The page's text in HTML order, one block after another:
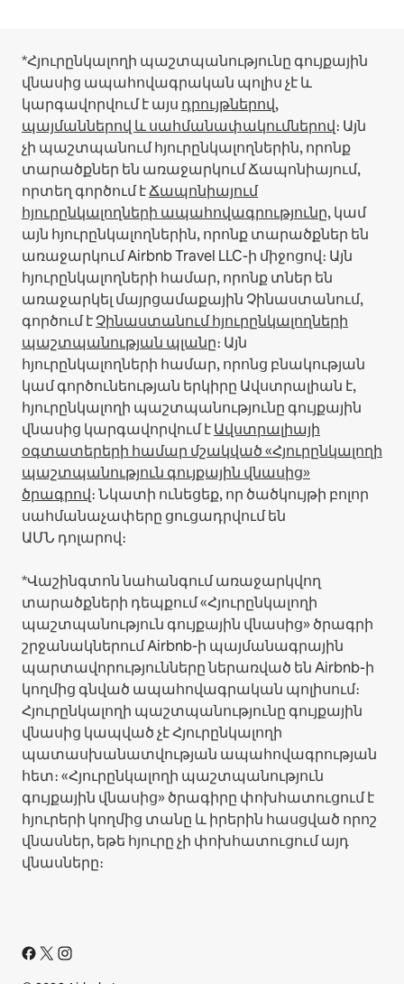
*Հյուրընկալողի պաշտպանությունը գույքային
վնասից ապահովագրական պոլիս չէ և
կարգավորվում է այս դրույթներով,
պայմաններով և սահմանափակումներով։ Այն
չի պաշտպանում հյուրընկալողներին, որոնք
տարածքներ են առաջարկում Ճապոնիայում,
որտեղ գործում էՃապոնիայում
հյուրընկալողների ապահովագրությունը, կամ
այն հյուրընկալողներին, որոնք տարածքներ են
առաջարկում Airbnb Travel LLC-ի միջոցով։ Այն
հյուրընկալողների համար, որոնք տներ են
առաջարկել մայրցամաքային Չինաստանում,
գործում էՉինաստանում հյուրընկալողների
պաշտպանության պլանը։ Այն
հյուրընկալողների համար, որոնց բնակության
կամ գործունեության երկիրը Ավստրալիան է,
հյուրընկալողի պաշտպանությունը գույքային
վնասից կարգավորվում էԱվստրալիայի
օգտատերերի համար մշակված «Հյուրընկալողի
պաշտպանություն գույքային վնասից»
ծրագրով։ Նկատի ունեցեք, որ ծածկույթի բոլոր
սահմանաչափերը ցուցադրվում են
ԱՄՆ դոլարով։
*Վաշինգտոն նահանգում առաջարկվող
տարածքների դեպքում «Հյուրընկալողի
պաշտպանություն գույքային վնասից» ծրագրի
շրջանակներում Airbnb-ի պայմանագրային
պարտավորությունները ներառված են Airbnb-ի
կողմից գնված ապահովագրական պոլիսում։
Հյուրընկալողի պաշտպանությունը գույքային
վնասից կապված չէ Հյուրընկալողի
պատասխանատվության ապահովագրության
հետ։ «Հյուրընկալողի պաշտպանություն
գույքային վնասից» ծրագիրը փոխհատուցում է
հյուրերի կողմից տանը և իրերին հասցված որոշ
վնասներ, եթե հյուրը չի փոխհատուցում այդ
վնասները։